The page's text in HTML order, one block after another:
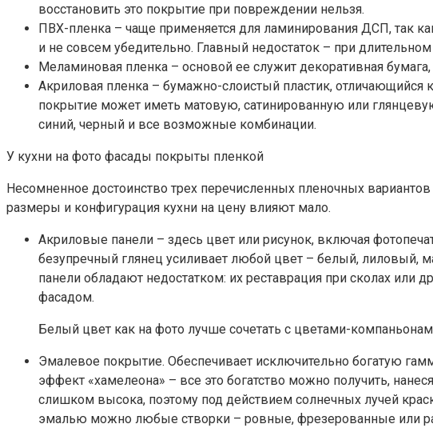
восстановить это покрытие при повреждении нельзя.
ПВХ-пленка – чаще применяется для ламинирования ДСП, так
и не совсем убедительно. Главный недостаток – при
Меламиновая пленка – основой ее служит декоративная
Акриловая пленка – бумажно-слоистый пластик,
покрытие может иметь матовую, сатинированную или
синий, черный и все возможные комбинации.
У кухни на фото фасады покрыты пленкой
Несомненное достоинство трех перечисленных пленочных
размеры и конфигурация кухни на цену влияют мало.
Акриловые панели – здесь цвет или рисунок, включая
безупречный глянец усиливает любой цвет – белый, лиловый,
панели обладают недостатком: их реставрация при сколах
фасадом.
Белый цвет как на фото лучше сочетать с цветами-
Эмалевое покрытие. Обеспечивает исключительно богатую
эффект «хамелеона» – все это богатство можно получить,
слишком высока, поэтому под действием солнечных лучей
эмалью можно любые створки – ровные, фрезерованные или